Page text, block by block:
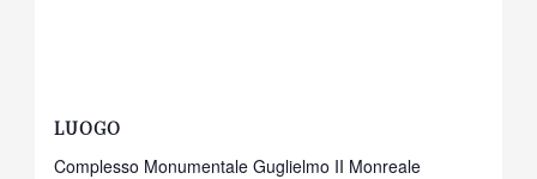
LUOGO
Complesso Monumentale Guglielmo II Monreale